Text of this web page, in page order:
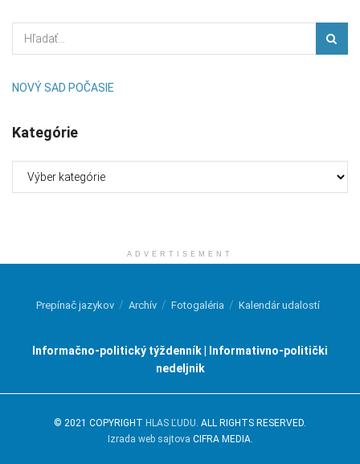
NOVÝ SAD POČASIE
Kategórie
ADVERTISEMENT
Prepínač jazykov Archív Fotogaléria Kalendár udalostí
Informačno-politický týždenník | Informativno-politički
nedeljnik
© 2021 COPYRIGHT HLAS ĽUDU . ALL RIGHTS RESERVED.
Izrada web sajtova CIFRA MEDIA.